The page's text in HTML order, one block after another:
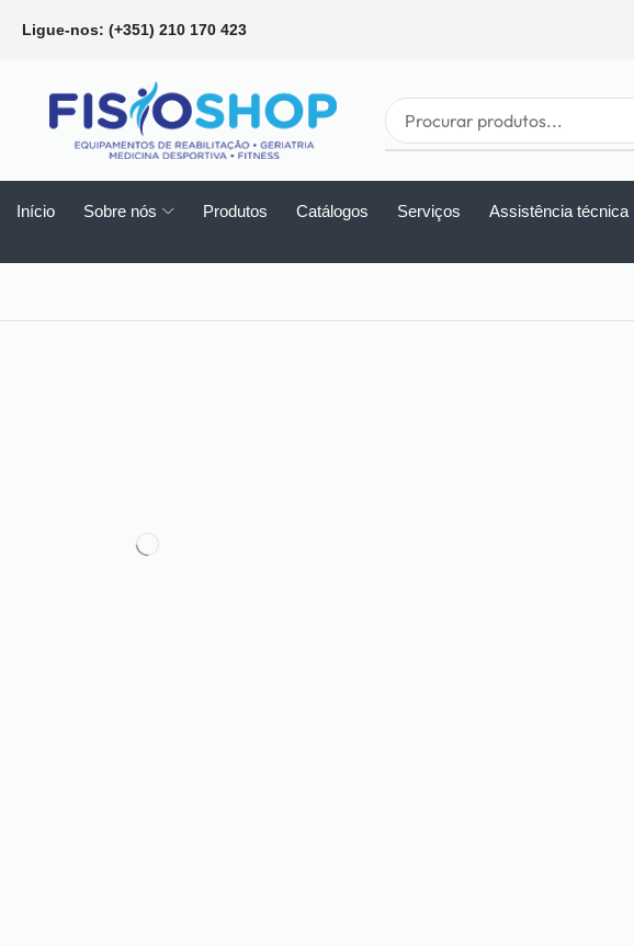
Ligue-nos: (+351) 210 170 423
Início Sobre nós Produtos Catálogos Serviços Assistência técnica